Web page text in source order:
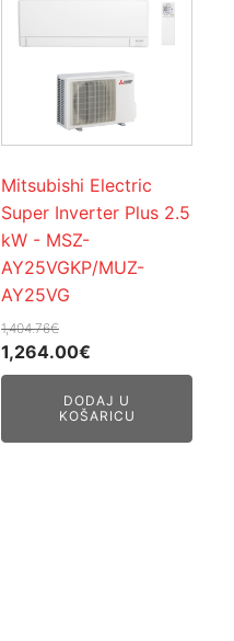
Mitsubishi Electric
Super Inverter Plus 2.5
kW - MSZ-
AY25VGKP/MUZ-
AY25VG
1,404.76€
Izvorna
cijena
1,264.00€
cijena
je:
DODAJ U
KOŠARICU